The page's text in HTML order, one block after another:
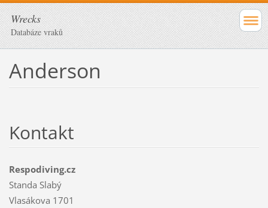
Wrecks
Databáze vraků
Anderson
Kontakt
Respodiving.cz
Standa Slabý
Vlasákova 1701